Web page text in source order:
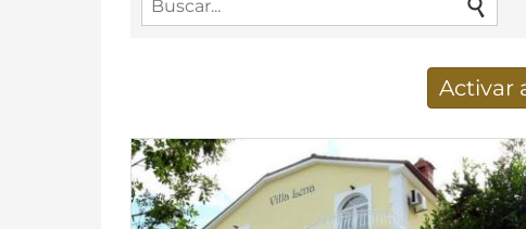
Activar
Dirección de correo electrónico*